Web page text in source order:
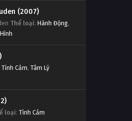
(2007)
Thể loại: Hành Động,
Tình Cảm, Tâm Lý
loại: Tình Cảm